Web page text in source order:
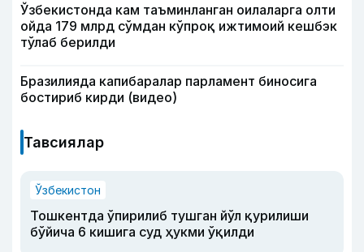
Ўзбекистонда кам таъминланган оилаларга олти
ойда 179 млрд сўмдан кўпроқ ижтимоий кешбэк
тўлаб берилди
Бразилияда капибаралар парламент биносига
бостириб кирди (видео)
Тавсиялар
Ўзбекистон
Тошкентда ўпирилиб тушган йўл қурилиши
бўйича 6 кишига суд ҳукми ўқилди